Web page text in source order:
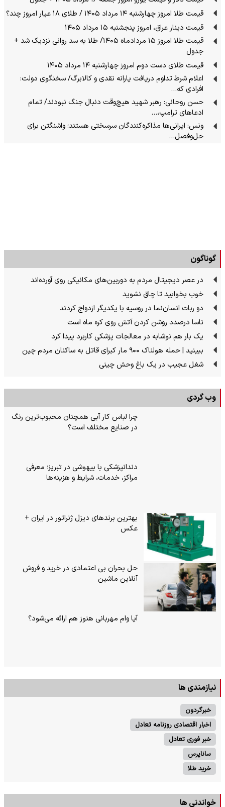
قیمت طلا امروز چهارشنبه ۱۴ مرداد ۱۴۰۵ / طلای ۱۸ عیار امروز چند؟
قیمت دینار عراق، امروز پنجشنبه ۱۵ مرداد ۱۴۰۵
قیمت طلا امروز ۱۵ مردادماه ۱۴۰۵/ طلا به سد روانی نزدیک شد +
جدول
قیمت طلای دست دوم امروز چهارشنبه ۱۴ مرداد ۱۴۰۵
اعلام شرط تداوم دریافت یارانه نقدی و کالابرگ/ سخنگوی دولت:
افرادی که…
حسن روحانی: رهبر شهید هیچ‌وقت دنبال جنگ نبودند/ تمام
ادعاهای ترامپ،…
ونس: ایرانی‌ها مذاکره‌کنندگان سرسختی هستند؛ واشنگتن برای
حل‌وفصل…
گوناگون
در عصر دیجیتال مردم به دوربین‌های مکانیکی روی آورده‌اند
خوب بخوابید تا چاق نشوید
دو ربات انسان‌نما در روسیه با یکدیگر ازدواج کردند
ناسا درصدد روشن کردن آتش روی کره ماه است
یک بار هم نوشابه در معالجات پزشکی کاربرد پیدا کرد
ببینید | حمله هولناک ۹۰۰ مار کبرای قاتل به ساکنان مردم چین
شغل عجیب در یک باغ وحش چینی
وب گردی
چرا لباس کار آبی همچنان محبوب‌ترین رنگ
در صنایع مختلف است؟
دندانپزشکی با بیهوشی در تبریز؛ معرفی
مراکز، خدمات، شرایط و هزینه‌ها
بهترین برندهای دیزل ژنراتور در ایران +
عکس
حل بحران بی‌ اعتمادی در خرید و فروش
آنلاین ماشین
آیا وام مهربانی هنوز هم ارائه می‌شود؟
نیازمندی ها
خبرگردون
اخبار اقتصادی روزنامه تعادل
خبر فوری تعادل
ساناپرس
خرید طلا
خواندنی ها